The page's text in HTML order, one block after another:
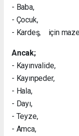
- Baba,
- Çocuk,
- Kardeş, için
Ancak;
- Kayınvalide,
- Kayınpeder,
- Hala,
- Dayı,
- Teyze,
- Amca,